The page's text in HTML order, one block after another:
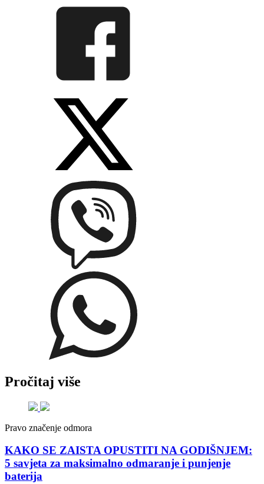
Pročitaj više
Pravo značenje odmora
KAKO SE ZAISTA OPUSTITI NA GODIŠNJEM:
5 savjeta za maksimalno odmaranje i punjenje
baterija